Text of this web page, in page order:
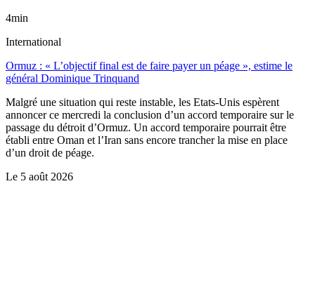
4min
International
Ormuz : « L’objectif final est de faire payer un péage », estime le
général Dominique Trinquand
Malgré une situation qui reste instable, les Etats-Unis espèrent
annoncer ce mercredi la conclusion d’un accord temporaire sur le
passage du détroit d’Ormuz. Un accord temporaire pourrait être
établi entre Oman et l’Iran sans encore trancher la mise en place
d’un droit de péage.
Le 5 août 2026